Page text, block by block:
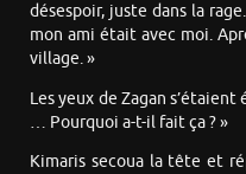
désespoir, juste dans la
mon ami était avec moi.
village. »
Les yeux de Zagan
… Pourquoi a-t-il fait ça ? »
Kimaris secoua la tête et